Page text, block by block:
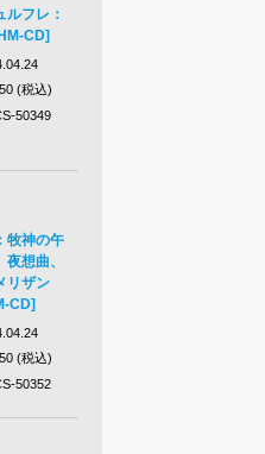
ルフレ：
CD]
(税込)
50349
牧神の午
想曲、
リザン
CD]
(税込)
50352